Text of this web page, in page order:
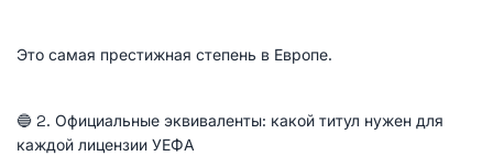
Это самая престижная степень в Европе.
🔵 2. Официальные эквиваленты: какой титул нужен для
каждой лицензии УЕФА